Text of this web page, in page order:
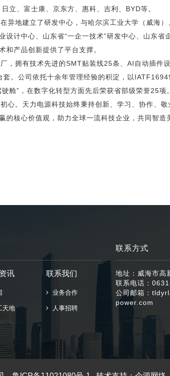
立、富士康、京东方、惠科、吉利、BYD等。
异地建立了研发中心，与哈尔滨工业大学（威海
设计中心、山东省“一企一技术”研发中心、山东省
和产品创新提供了平台支撑。
，拥有技术先进的SMT贴装线25条、AI自动插件
。公司依托十余年管理经验的积淀，以
舱”，在数字化转型方面先后荣获省部级荣誉25项。
心。天力电源科技始终秉持创新、学习、协作、
的核心价值观，助力全球一流科技企业，共同智造
讯
天地
联系我们
业务合作
人事招聘
联系方式
地址：威海市高
联系电话：
公司邮箱：
power.com